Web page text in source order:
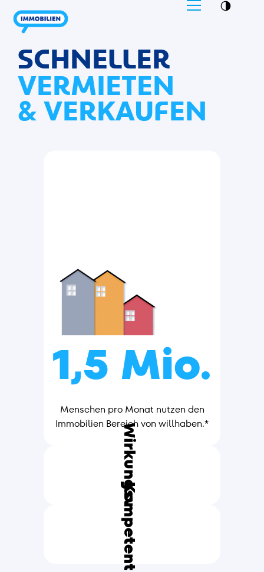
SCHNELLER
VERMIETEN
& VERKAUFEN
Menschen pro Monat nutzen den
Immobilien Bereich von willhaben.*
1,5 Mio.
Wirkungsvoll
Kompetent